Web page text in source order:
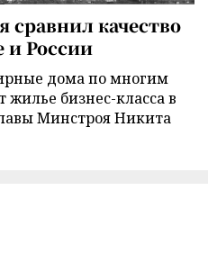
качество
России
дома по многим
бизнес-класса в
Минстроя Никита